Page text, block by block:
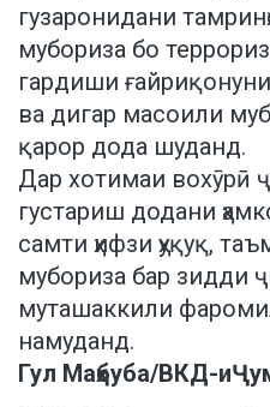
гузаронидани
мубориза бо
гардиши
ва дигар масоили
қарор дода шуданд.
Дар хотимаи вохӯрӣ
густариш додани
самти ҳифзи ҳуқуқ,
мубориза бар зидди
муташаккили
намуданд.
Гул Маҳбуба/ВКД-